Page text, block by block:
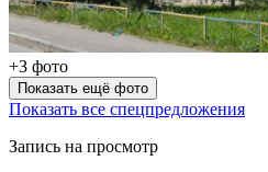
+3 фото
Показать ещё фото
Показать все спецпредложения
Запись на просмотр